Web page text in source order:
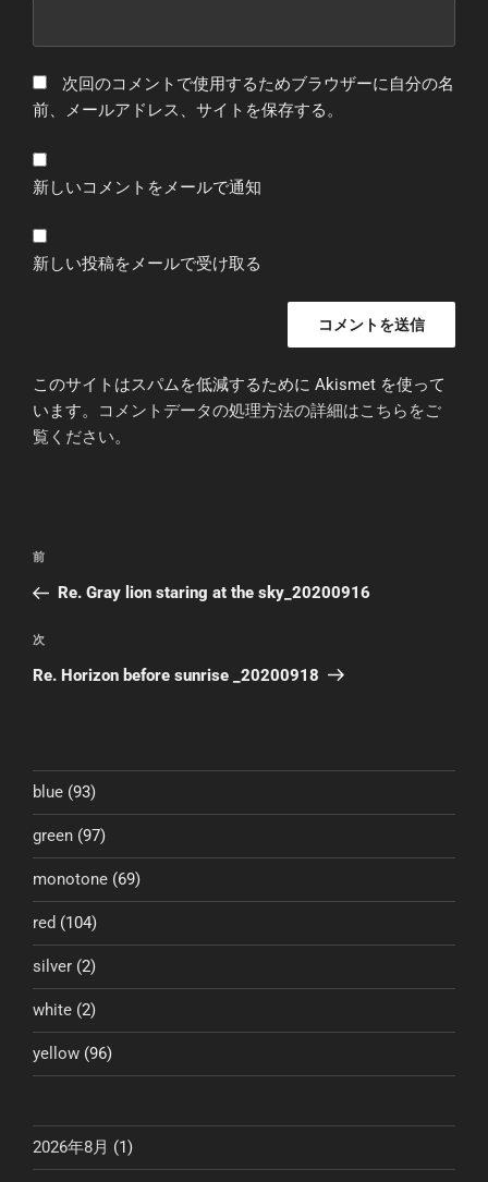
次回のコメントで使用するためブラウザーに自分の名
前、メールアドレス、サイトを保存する。
新しいコメントをメールで通知
新しい投稿をメールで受け取る
このサイトはスパムを低減するために Akismet を使って
います。
コメントデータの処理方法の詳細はこちらをご
覧ください。
投
ナ
ビ
ゲ
ン
前
の
稿
前
Re. Gray lion staring at the sky_20200916
次
の
次
Re. Horizon before sunrise _20200918
blue (93)
green (97)
monotone (69)
red (104)
silver (2)
white (2)
yellow (96)
2026年8月 (1)